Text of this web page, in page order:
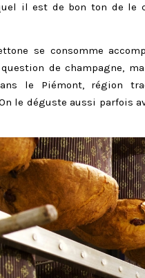
il est de bon ton de le
se consomme
de champagne,
le Piémont, région
le déguste aussi parfois